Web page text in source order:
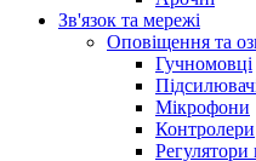
Зв'язок та мережі
Оповіщення та
Гучномовці
Мікрофони
Контролери
Регулятори